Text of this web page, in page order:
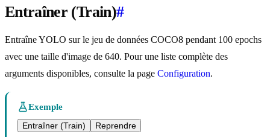
Entraîner (Train)#
Entraîne YOLO sur le jeu de données COCO8 pendant 100 epochs
avec une taille d'image de 640. Pour une liste complète des
arguments disponibles, consulte la page Configuration.
Exemple
Entraîner (Train)
Reprendre